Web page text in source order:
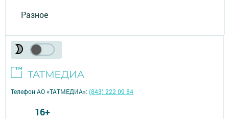
Разное
Телефон АО «ТАТМЕДИА»:(843) 222 09 84
16+